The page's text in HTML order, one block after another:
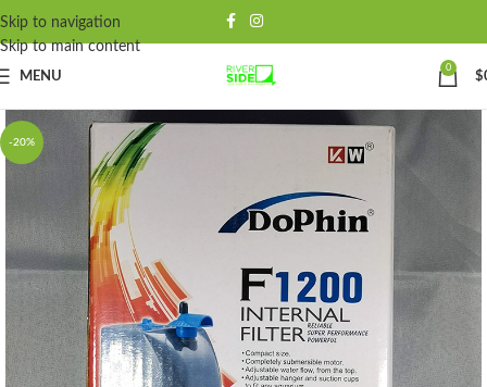
Skip to navigation
Skip to main content
MENU
0
$
-20%